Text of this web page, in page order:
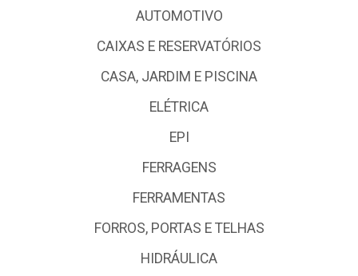
AUTOMOTIVO
CAIXAS E RESERVATÓRIOS
CASA, JARDIM E PISCINA
ELÉTRICA
EPI
FERRAGENS
FERRAMENTAS
FORROS, PORTAS E TELHAS
HIDRÁULICA